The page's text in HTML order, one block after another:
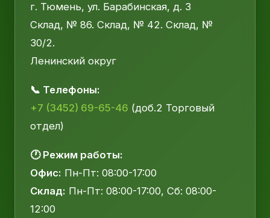
г. Тюмень, ул. Барабинская, д. 3
Склад, № 86. Склад, № 42. Склад, №
30/2.
Ленинский округ
📞 Телефоны:
+7 (3452) 69-65-46 (доб.2 Торговый
отдел)
🕐 Режим работы:
Офис: Пн-Пт: 08:00-17:00
Склад: Пн-Пт: 08:00-17:00, Сб: 08:00-
12:00